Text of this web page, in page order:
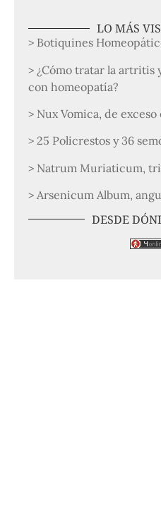
LO MÁS
> Botiquines
> ¿Cómo tratar la artritis
con homeopatía?
> Nux Vomica, de exceso
> 25 Policrestos y 36
> Natrum Muriaticum,
> Arsenicum Album,
DESDE